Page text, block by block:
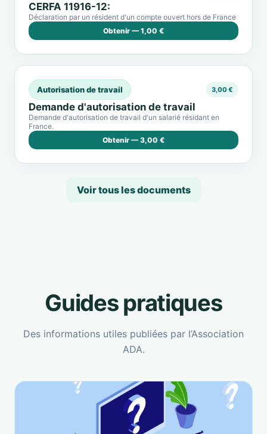
CERFA 11916-12:
Déclaration par un résident d'un compte ouvert hors de France
Obtenir — 1,00 €
Autorisation de travail 3,00 €
Demande d'autorisation de travail
Demande d'autorisation de travail d'un salarié résidant en
France.
Obtenir — 3,00 €
Voir tous les documents
Guides pratiques
Des informations utiles publiées par l’Association
ADA.